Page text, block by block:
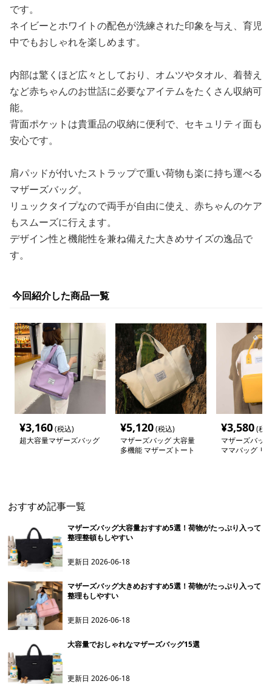
です。
ネイビーとホワイトの配色が洗練された印象を与え、育児
中でもおしゃれを楽しめます。
内部は驚くほど広々としており、オムツやタオル、着替え
など赤ちゃんのお世話に必要なアイテムをたくさん収納可
能。
背面ポケットは貴重品の収納に便利で、セキュリティ面も
安心です。
肩パッドが付いたストラップで重い荷物も楽に持ち運べる
マザーズバッグ。
リュックタイプなので両手が自由に使え、赤ちゃんのケア
もスムーズに行えます。
デザイン性と機能性を兼ね備えた大きめサイズの逸品で
す。
今回紹介した商品一覧
¥3,160(税込)
超大容量マザーズバッグ
¥5,120(税込)
マザーズバッグ 大容量
多機能 マザーズトート
¥3,580(税
マザーズバッ
ママバッグ リ
おすすめ記事一覧
マザーズバッグ大容量おすすめ5選！荷物がたっぷり入って
整理整頓もしやすい
更新日2026-06-18
マザーズバッグ大きめおすすめ5選！荷物がたっぷり入って
整理もしやすい
更新日2026-06-18
大容量でおしゃれなマザーズバッグ15選
更新日2026-06-18